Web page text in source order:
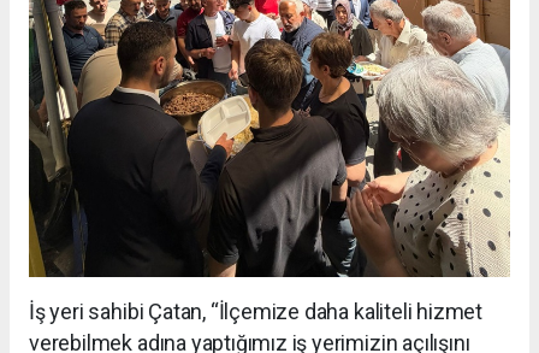
İş yeri sahibi Çatan, “İlçemize daha kaliteli hizmet
verebilmek adına yaptığımız iş yerimizin açılışını